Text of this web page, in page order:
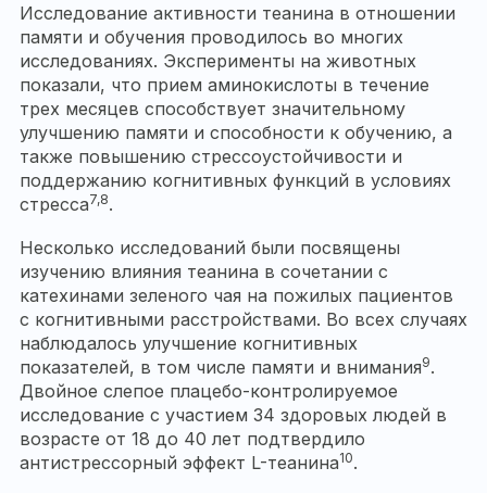
Исследование активности теанина в отношении
памяти и обучения проводилось во многих
исследованиях. Эксперименты на животных
показали, что прием аминокислоты в течение
трех месяцев способствует значительному
улучшению памяти и способности к обучению, а
также повышению стрессоустойчивости и
поддержанию когнитивных функций в условиях
стресса7,8.
Несколько исследований были посвящены
изучению влияния теанина в сочетании с
катехинами зеленого чая на пожилых пациентов
с когнитивными расстройствами. Во всех случаях
наблюдалось улучшение когнитивных
показателей, в том числе памяти и внимания9.
Двойное слепое плацебо-контролируемое
исследование с участием 34 здоровых людей в
возрасте от 18 до 40 лет подтвердило
антистрессорный эффект L-теанина10.